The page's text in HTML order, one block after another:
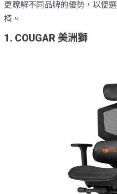
更瞭解不同品牌的優勢，以便
椅。
1. COUGAR 美洲獅